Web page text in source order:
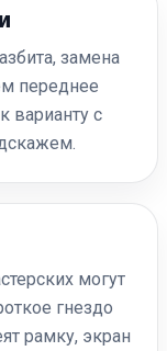
замена
переднее
варианту с
могут
гнездо
рамку, экран